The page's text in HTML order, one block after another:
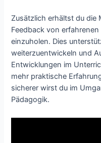
Zusätzlich erhältst du die
Feedback von
einzuholen. Dies
weiterzuentwickeln und
Entwicklungen im
mehr praktische
sicherer wirst du im
Pädagogik.